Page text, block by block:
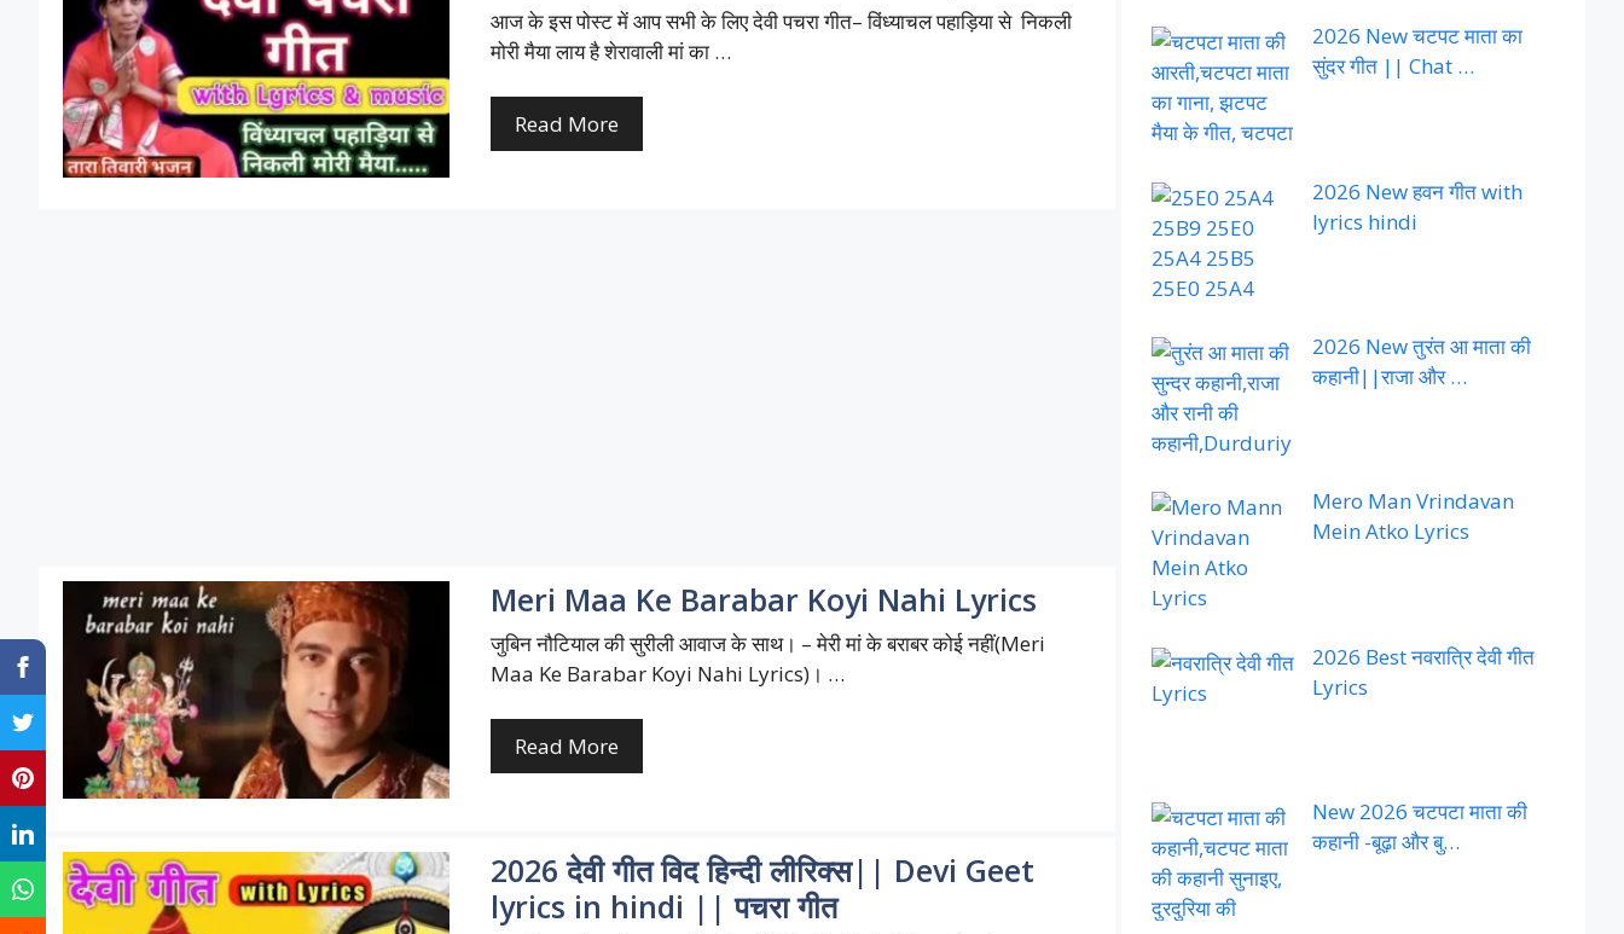
आज के इस पोस्ट में आप सभी के लिए देवी पचरा गीत– विंध्याचल पहाड़िया से निकली
मोरी मैया लाय है शेरावाली मां का …
Read More
Meri Maa Ke Barabar Koyi Nahi Lyrics
जुबिन नौटियाल की सुरीली आवाज के साथ। – मेरी मां के बराबर कोई नहीं(Meri
Maa Ke Barabar Koyi Nahi Lyrics)। …
Read More
2026 देवी गीत विद हिन्दी लीरिक्स|| Devi Geet
lyrics in hindi || पचरा गीत
2026 New चटपट माता का
सुंदर गीत || Chat …
2026 New हवन गीत with
lyrics hindi
2026 New तुरंत आ माता की
कहानी||राजा और …
Mero Man Vrindavan
Mein Atko Lyrics
2026 Best नवरात्रि देवी गीत
Lyrics
New 2026 चटपटा माता की
कहानी -बूढ़ा और बु…